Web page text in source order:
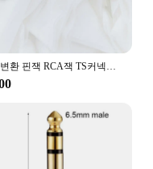
it's also
cables are easy to
ideal for a
offices to
ensures that the
space, allowing
experience